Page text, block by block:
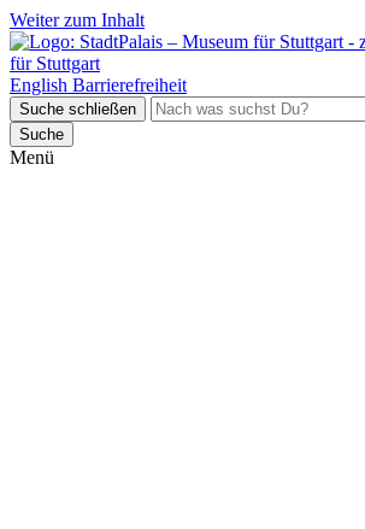
Weiter zum Inhalt
für Stuttgart
English Barrierefreiheit
Suche schließen
Suche
Menü